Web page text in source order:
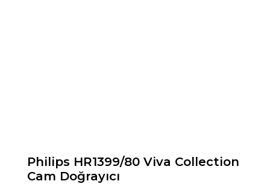
Philips HR1399/80 Viva Collection
Cam Doğrayıcı